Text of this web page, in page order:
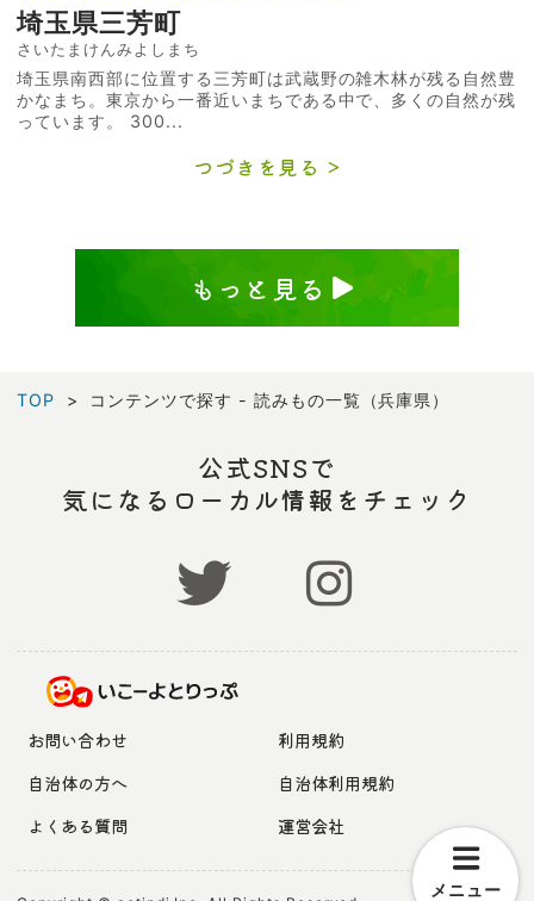
埼玉県三芳町
さいたまけんみよしまち
埼玉県南西部に位置する三芳町は武蔵野の雑木林が残る自然豊
かなまち。東京から一番近いまちである中で、多くの自然が残
っています。 300...
つづきを見る
もっと見る
TOP コンテンツで探す - 読みもの一覧（兵庫県）
メニュー
公式SNSで
気になるローカル情報をチェック
お問い合わせ
利用規約
自治体の方へ
自治体利用規約
よくある質問
運営会社